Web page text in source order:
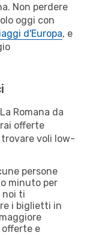
Non perdere
oggi con
d'Europa, e
Romana da
offerte
voli low-
persone
minuto per
noi ti
i biglietti in
offerte e